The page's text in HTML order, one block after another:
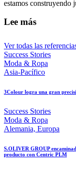
estamos construyendo
Lee más
Ver todas las
Success Stories
Moda & Ropa
Asia-Pacífico
3Colour logra una gran
Success Stories
Moda & Ropa
Alemania, Europa
S.OLIVER GROUP
producto con Centric PLM